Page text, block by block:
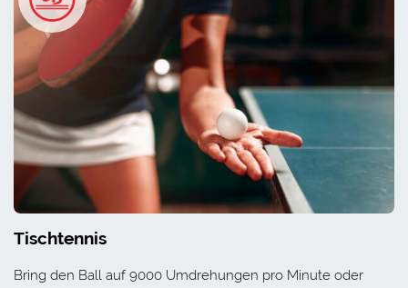
Tischtennis
Bring den Ball auf 9000 Umdrehungen pro Minute oder